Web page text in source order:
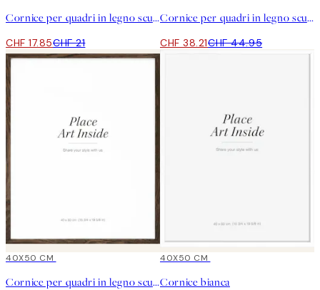
Cornice per quadri in legno scuro
CHF 17.85CHF 21
Cornice per quadri in legno scuro
CHF 38.21CHF 44.95
15%*
40X50 CM
Cornice per quadri in legno scuro
15%*
40X50 CM
Cornice bianca